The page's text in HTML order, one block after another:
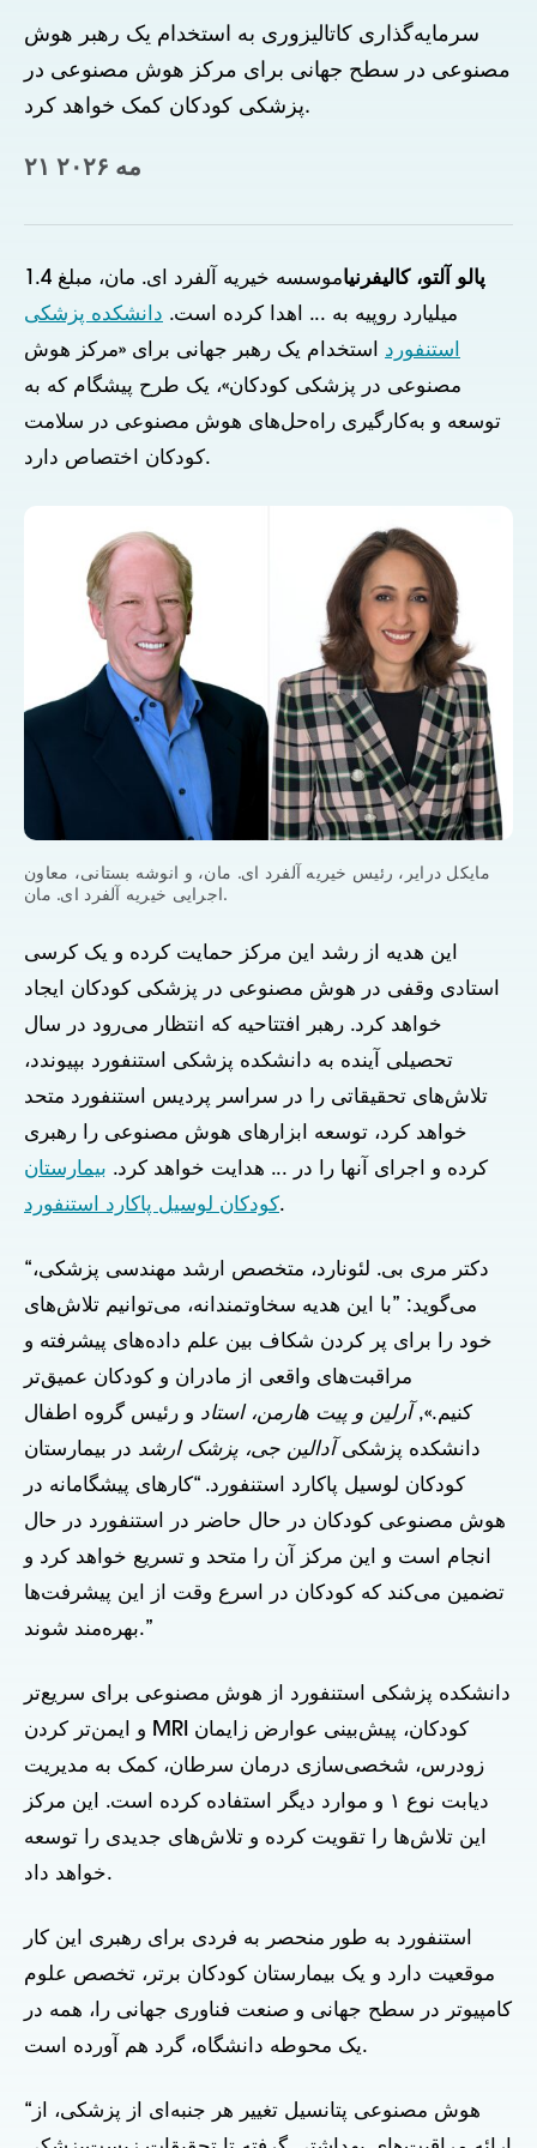
سرمایه‌گذاری کاتالیزوری به استخدام یک رهبر هوش
مصنوعی در سطح جهانی برای مرکز هوش مصنوعی در
پزشکی کودکان کمک خواهد کرد.
۲۱ مه ۲۰۲۶
پالو آلتو، کالیفرنیا
موسسه خیریه آلفرد ای. مان، مبلغ 1.4
میلیارد روپیه به ... اهدا کرده است. دانشکده پزشکی
استنفورد استخدام یک رهبر جهانی برای «مرکز هوش
مصنوعی در پزشکی کودکان»، یک طرح پیشگام که به
توسعه و به‌کارگیری راه‌حل‌های هوش مصنوعی در سلامت
کودکان اختصاص دارد.
مایکل درایر، رئیس خیریه آلفرد ای. مان، و انوشه بستانی، معاون
اجرایی خیریه آلفرد ای. مان.
این هدیه از رشد این مرکز حمایت کرده و یک کرسی
استادی وقفی در هوش مصنوعی در پزشکی کودکان ایجاد
خواهد کرد. رهبر افتتاحیه که انتظار می‌رود در سال
تحصیلی آینده به دانشکده پزشکی استنفورد بپیوندد،
تلاش‌های تحقیقاتی را در سراسر پردیس استنفورد متحد
خواهد کرد، توسعه ابزارهای هوش مصنوعی را رهبری
کرده و اجرای آنها را در ... هدایت خواهد کرد. بیمارستان
کودکان لوسیل پاکارد استنفورد.
“دکتر مری بی. لئونارد، متخصص ارشد مهندسی پزشکی،
می‌گوید: ”با این هدیه سخاوتمندانه، می‌توانیم تلاش‌های
خود را برای پر کردن شکاف بین علم داده‌های پیشرفته و
مراقبت‌های واقعی از مادران و کودکان عمیق‌تر
کنیم.»,آرلین و پیت هارمن، استاد و رئیس گروه اطفال
دانشکده پزشکی آدالین جی، پزشک ارشد در بیمارستان
کودکان لوسیل پاکارد استنفورد. “کارهای پیشگامانه در
هوش مصنوعی کودکان در حال حاضر در استنفورد در حال
انجام است و این مرکز آن را متحد و تسریع خواهد کرد و
تضمین می‌کند که کودکان در اسرع وقت از این پیشرفت‌ها
بهره‌مند شوند.”
دانشکده پزشکی استنفورد از هوش مصنوعی برای سریع‌تر
و ایمن‌تر کردن MRI کودکان، پیش‌بینی عوارض زایمان
زودرس، شخصی‌سازی درمان سرطان، کمک به مدیریت
دیابت نوع ۱ و موارد دیگر استفاده کرده است. این مرکز
این تلاش‌ها را تقویت کرده و تلاش‌های جدیدی را توسعه
خواهد داد.
استنفورد به طور منحصر به فردی برای رهبری این کار
موقعیت دارد و یک بیمارستان کودکان برتر، تخصص علوم
کامپیوتر در سطح جهانی و صنعت فناوری جهانی را، همه در
یک محوطه دانشگاه، گرد هم آورده است.
“هوش مصنوعی پتانسیل تغییر هر جنبه‌ای از پزشکی، از